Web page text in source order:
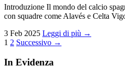
Introduzione Il mondo del calcio
con squadre come Alavés e Celta
3 Feb 2025 Leggi di più →
Paginazione
degli
1 2 Successivo →
In Evidenza